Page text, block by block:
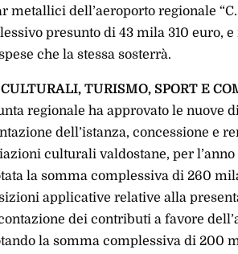
metallici dell’aeroporto regionale
presunto di 43 mila 310 euro,
che la stessa sosterrà.
TURISMO, SPORT E
regionale ha approvato le nuove
dell’istanza, concessione e
culturali valdostane, per
la somma complessiva di 260
applicative relative alla
dei contributi a favore
la somma complessiva di 200